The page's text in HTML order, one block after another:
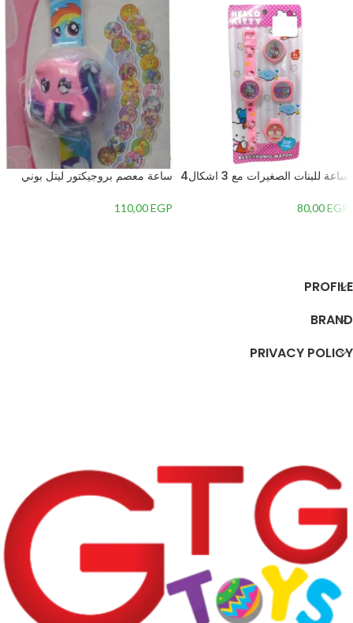
ساعة للبنات الصغيرات مع 3 اشكال4
80,00EGP
ساعة معصم بروجيكتور ليتل بوني
110,00EGP
PROFILE
BRAND
PRIVACY POLICY